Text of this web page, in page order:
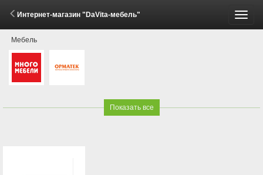
Интернет-магазин "DaVita-мебель"
Мебель
Показать все